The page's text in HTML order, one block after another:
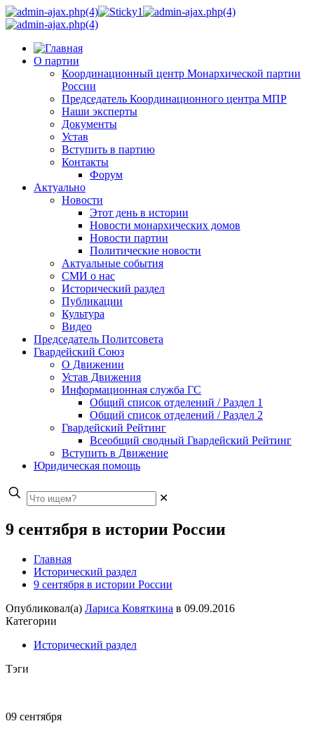
О партии
Координационный центр Монархической партии
России
Председатель Координационного центра МПР
Наши эксперты
Документы
Устав
Вступить в партию
Контакты
Форум
Актуально
Новости
Этот день в истории
Новости монархических домов
Новости партии
Политические новости
Актуальные события
СМИ о нас
Исторический раздел
Публикации
Культура
Видео
Председатель Политсовета
Гвардейский Союз
О Движении
Устав Движения
Информационная служба ГС
Общий список отделений / Раздел 1
Общий список отделений / Раздел 2
Гвардейский Рейтинг
Всеобщий сводный Гвардейский Рейтинг
Вступить в Движение
Юридическая помощь
✕
9 сентября в истории России
Главная
Исторический раздел
9 сентября в истории России
Опубликовал(а) Лариса Ковяткина в 09.09.2016
Категории
Исторический раздел
Тэги
09 сентября